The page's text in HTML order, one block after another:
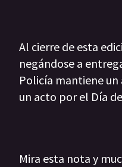
Al cierre de esta
negándose a
Policía mantiene
un acto por el Día
Mira esta nota y